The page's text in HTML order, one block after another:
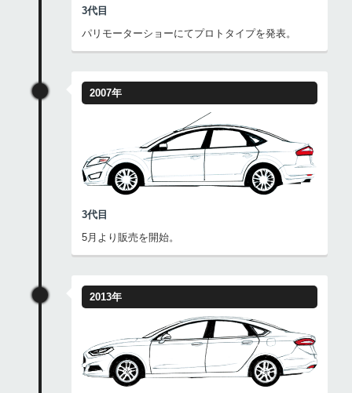
3代目
パリモーターショーにてプロトタイプを発表。
2007年
3代目
5月より販売を開始。
2013年